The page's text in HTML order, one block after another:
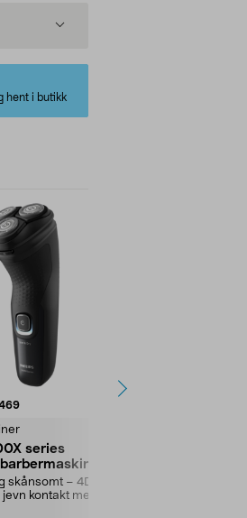
hent i butikk
anmeldelser
series
skånsomt – 4D-
kontakt med
av 5 stjerner